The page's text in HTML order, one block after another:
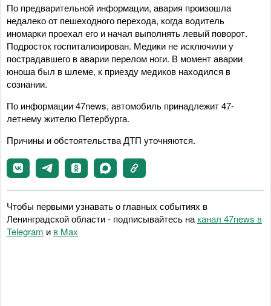
По предварительной информации, авария произошла
недалеко от пешеходного перехода, когда водитель
иномарки проехал его и начал выполнять левый поворот.
Подросток госпитализирован. Медики не исключили у
пострадавшего в аварии перелом ноги. В момент аварии
юноша был в шлеме, к приезду медиков находился в
сознании.
По информации 47news, автомобиль принадлежит 47-
летнему жителю Петербурга.
Причины и обстоятельства ДТП уточняются.
Чтобы первыми узнавать о главных событиях в
Ленинградской области - подписывайтесь на канал 47news в
Telegram и в Maх